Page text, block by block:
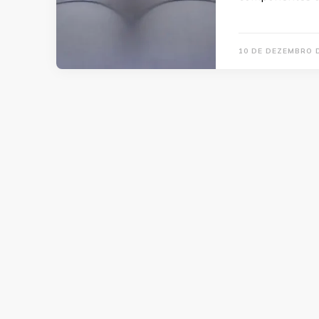
10 DE DEZEMBRO